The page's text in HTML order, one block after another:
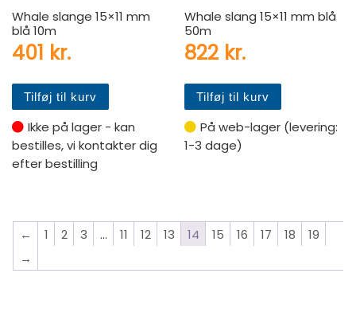
Whale slange 15×11 mm
blå 10m
401 kr.
Tilføj til kurv
Ikke på lager - kan
bestilles, vi kontakter dig
efter bestilling
Whale slang 15×11 mm blå
50m
822 kr.
Tilføj til kurv
På web-lager (levering:
1-3 dage)
← 1 2 3 … 11 12 13 14 15 16 17 18
19
→